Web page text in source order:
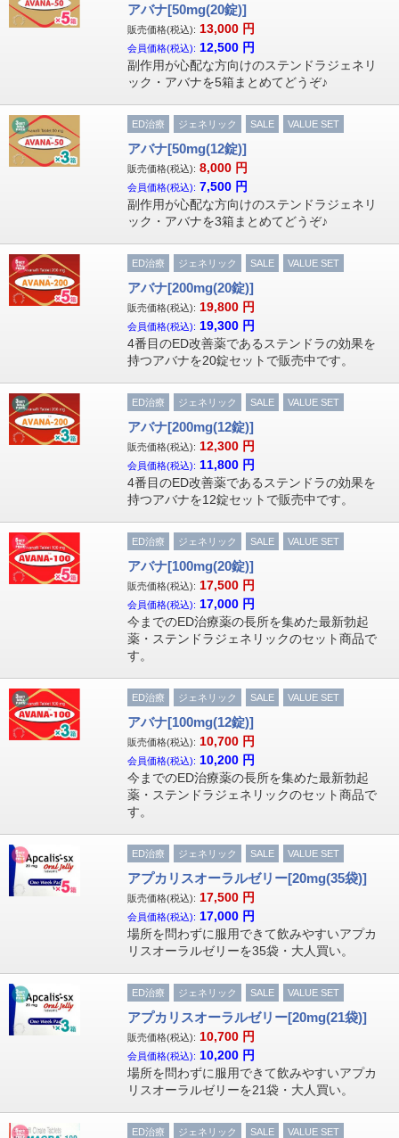
アバナ[50mg(20錠)]
販売価格(税込): 13,000 円
会員価格(税込): 12,500 円
副作用が心配な方向けのステンドラジェネリ
ック・アバナを5箱まとめてどうぞ♪
ED治療 ジェネリック SALE VALUE SET
アバナ[50mg(12錠)]
販売価格(税込): 8,000 円
会員価格(税込): 7,500 円
副作用が心配な方向けのステンドラジェネリ
ック・アバナを3箱まとめてどうぞ♪
ED治療 ジェネリック SALE VALUE SET
アバナ[200mg(20錠)]
販売価格(税込): 19,800 円
会員価格(税込): 19,300 円
4番目のED改善薬であるステンドラの効果を
持つアバナを20錠セットで販売中です。
ED治療 ジェネリック SALE VALUE SET
アバナ[200mg(12錠)]
販売価格(税込): 12,300 円
会員価格(税込): 11,800 円
4番目のED改善薬であるステンドラの効果を
持つアバナを12錠セットで販売中です。
ED治療 ジェネリック SALE VALUE SET
アバナ[100mg(20錠)]
販売価格(税込): 17,500 円
会員価格(税込): 17,000 円
今までのED治療薬の長所を集めた最新勃起
薬・ステンドラジェネリックのセット商品で
す。
ED治療 ジェネリック SALE VALUE SET
アバナ[100mg(12錠)]
販売価格(税込): 10,700 円
会員価格(税込): 10,200 円
今までのED治療薬の長所を集めた最新勃起
薬・ステンドラジェネリックのセット商品で
す。
ED治療 ジェネリック SALE VALUE SET
アプカリスオーラルゼリー[20mg(35袋)]
販売価格(税込): 17,500 円
会員価格(税込): 17,000 円
場所を問わずに服用できて飲みやすいアプカ
リスオーラルゼリーを35袋・大人買い。
ED治療 ジェネリック SALE VALUE SET
アプカリスオーラルゼリー[20mg(21袋)]
販売価格(税込): 10,700 円
会員価格(税込): 10,200 円
場所を問わずに服用できて飲みやすいアプカ
リスオーラルゼリーを21袋・大人買い。
ED治療 ジェネリック SALE VALUE SET